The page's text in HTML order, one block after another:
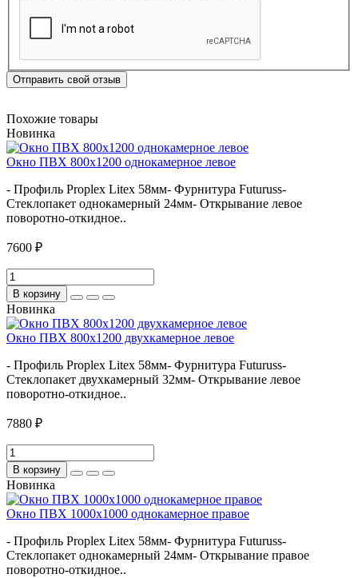
Отправить свой отзыв
Похожие товары
Новинка
Окно ПВХ 800х1200 однокамерное левое
- Профиль Proplex Litex 58мм- Фурнитура Futuruss-
Стеклопакет однокамерный 24мм- Открывание левое
поворотно-откидное..
7600 ₽
В корзину
Новинка
Окно ПВХ 800х1200 двухкамерное левое
- Профиль Proplex Litex 58мм- Фурнитура Futuruss-
Стеклопакет двухкамерный 32мм- Открывание левое
поворотно-откидное..
7880 ₽
В корзину
Новинка
Окно ПВХ 1000х1000 однокамерное правое
- Профиль Proplex Litex 58мм- Фурнитура Futuruss-
Стеклопакет однокамерный 24мм- Открывание правое
поворотно-откидное..